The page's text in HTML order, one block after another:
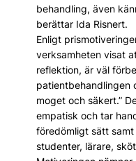
behandling, även
berättar Ida Risnert.
Enligt
verksamheten visat
reflektion, är väl
patientbehandlingen
moget och säkert.”
empatisk och tar
föredömligt sätt
studenter, lärare,